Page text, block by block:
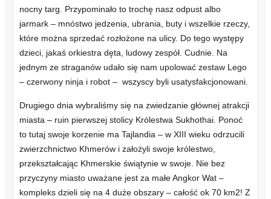
nocny targ. Przypominało to trochę nasz odpust albo
jarmark – mnóstwo jedzenia, ubrania, buty i wszelkie rzeczy,
które można sprzedać rozłożone na ulicy. Do tego występy
dzieci, jakaś orkiestra dęta, ludowy zespół. Cudnie. Na
jednym ze straganów udało się nam upolować zestaw Lego
– czerwony ninja i robot – wszyscy byli usatysfakcjonowani.
Drugiego dnia wybraliśmy się na zwiedzanie głównej atrakcji
miasta – ruin pierwszej stolicy Królestwa Sukhothai. Ponoć
to tutaj swoje korzenie ma Tajlandia – w XIII wieku odrzucili
zwierzchnictwo Khmerów i założyli swoje królestwo,
przekształcając Khmerskie świątynie w swoje. Nie bez
przyczyny miasto uważane jest za małe Angkor Wat –
kompleks dzieli się na 4 duże obszary – całość ok 70 km2! Z